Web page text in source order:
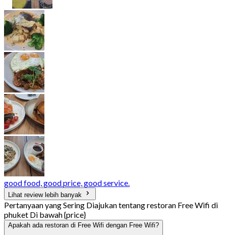
good food, good price, good service.
Lihat review lebih banyak
Pertanyaan yang Sering Diajukan tentang restoran Free Wifi di
phuket Di bawah {price}
Apakah ada restoran di Free Wifi dengan Free Wifi?